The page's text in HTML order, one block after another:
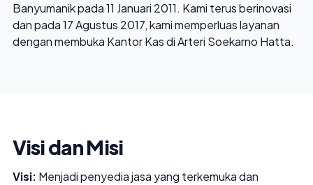
Banyumanik pada 11 Januari 2011. Kami terus berinovasi
dan pada 17 Agustus 2017, kami memperluas layanan
dengan membuka Kantor Kas di Arteri Soekarno Hatta.
Visi dan Misi
Visi: Menjadi penyedia jasa yang terkemuka dan